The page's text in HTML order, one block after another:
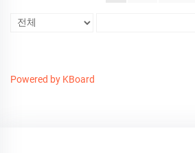
Powered by KBoard